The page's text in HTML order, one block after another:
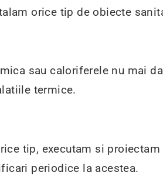
orice tip de obiecte
sau caloriferele nu mai
termice.
tip, executam si
periodice la acestea.